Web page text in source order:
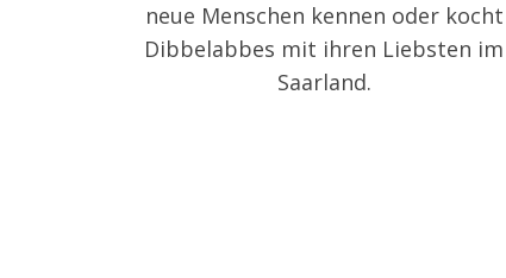
neue Menschen kennen oder kocht
Dibbelabbes mit ihren Liebsten im
Saarland.
c
h